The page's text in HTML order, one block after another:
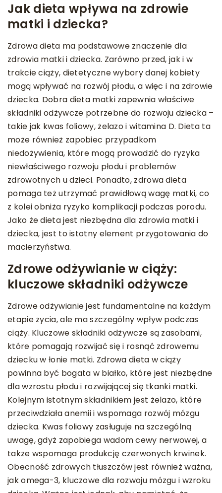
Jak dieta wpływa na zdrowie
matki i dziecka?
Zdrowa dieta ma podstawowe znaczenie dla
zdrowia matki i dziecka. Zarówno przed, jak i w
trakcie ciąży, dietetyczne wybory danej kobiety
mogą wpływać na rozwój płodu, a więc i na zdrowie
dziecka. Dobra dieta matki zapewnia właściwe
składniki odżywcze potrzebne do rozwoju dziecka –
takie jak kwas foliowy, żelazo i witamina D. Dieta ta
może również zapobiec przypadkom
niedożywienia, które mogą prowadzić do ryzyka
niewłaściwego rozwoju płodu i problemów
zdrowotnych u dzieci. Ponadto, zdrowa dieta
pomaga też utrzymać prawidłową wagę matki, co
z kolei obniża ryzyko komplikacji podczas porodu.
Jako że dieta jest niezbędna dla zdrowia matki i
dziecka, jest to istotny element przygotowania do
macierzyństwa.
Zdrowe odżywianie w ciąży:
kluczowe składniki odżywcze
Zdrowe odżywianie jest fundamentalne na każdym
etapie życia, ale ma szczególny wpływ podczas
ciąży. Kluczowe składniki odżywcze są zasobami,
które pomagają rozwijać się i rosnąć zdrowemu
dziecku w łonie matki. Zdrowa dieta w ciąży
powinna być bogata w białko, które jest niezbędne
dla wzrostu płodu i rozwijającej się tkanki matki.
Kolejnym istotnym składnikiem jest żelazo, które
przeciwdziała anemii i wspomaga rozwój mózgu
dziecka. Kwas foliowy zasługuje na szczególną
uwagę, gdyż zapobiega wadom cewy nerwowej, a
także wspomaga produkcję czerwonych krwinek.
Obecność zdrowych tłuszczów jest również ważna,
jak omega-3, kluczowe dla rozwoju mózgu i wzroku